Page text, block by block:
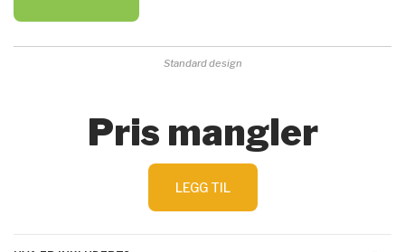
Standard design
Pris mangler
LEGG TIL